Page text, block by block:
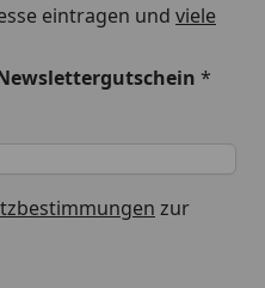
eintragen und viele
*
zur